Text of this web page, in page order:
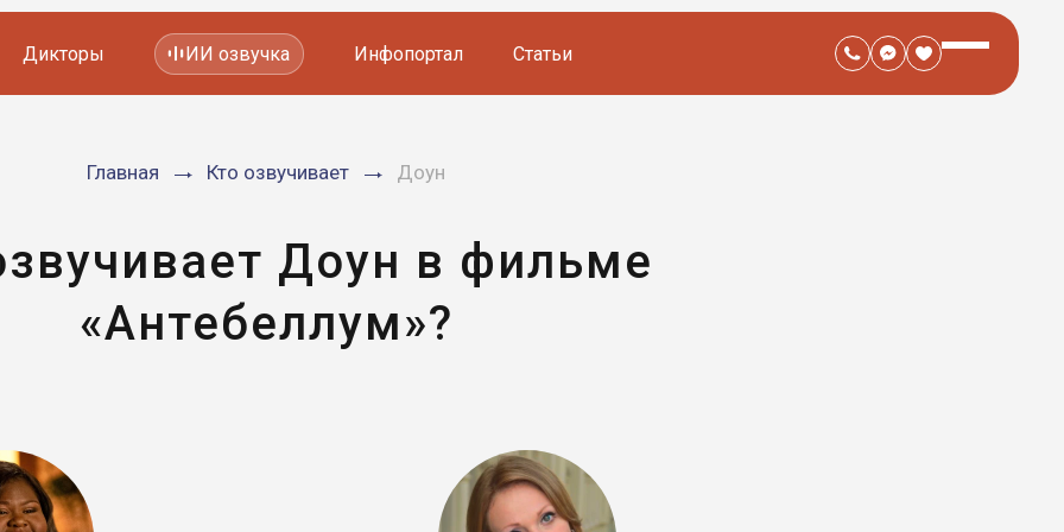
Мультфильмов
Дикторы ИИ озвучка Инфопортал Статьи
Главная Кто озвучивает Доун
Доун в фильме
«Антебеллум»?